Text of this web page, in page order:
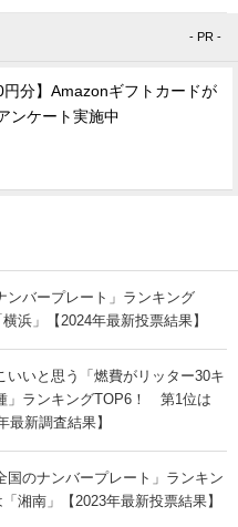
- PR -
円分】Amazonギフトカードが
ンケート実施中
ンバープレート」ランキング
浜」【2024年最新投票結果】
いいと思う「燃費がリッター30キ
」ランキングTOP6！ 第1位は
最新調査結果】
国のナンバープレート」ランキン
湘南」【2023年最新投票結果】